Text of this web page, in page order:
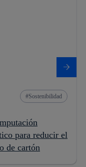
Sostenibilidad
para reducir el
de cartón